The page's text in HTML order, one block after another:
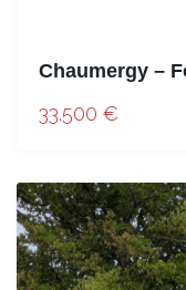
Chaumergy –
33.500 €